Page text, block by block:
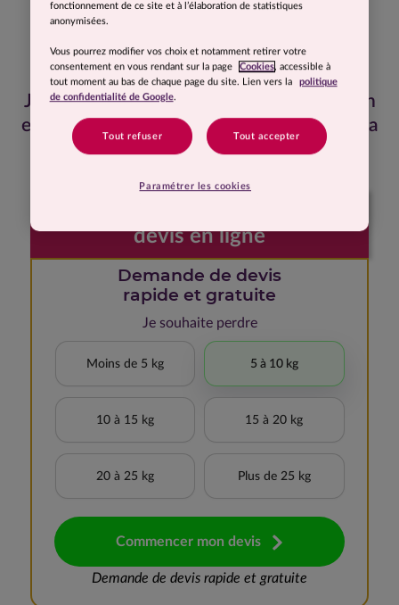
J’ai retrouvé mes jambes, ma forme et mon
endurance. Je suis presque prêt à rejouer la
Coupe Davis !
devis en ligne
Demande de devis
rapide et gratuite
Je souhaite perdre
Moins de 5 kg 5 à 10 kg
10 à 15 kg 15 à 20 kg
20 à 25 kg Plus de 25 kg
Commencer mon devis
Demande de devis rapide et gratuite
fonctionnement de ce site et à l’élaboration de statistiques
anonymisées.
Vous pourrez modifier vos choix et notamment retirer votre
consentement en vous rendant sur la page
Cookies, accessible à
tout moment au bas de chaque page du site. Lien vers la
politique
de confidentialité de Google.
Tout refuser Tout accepter
Paramétrer les cookies